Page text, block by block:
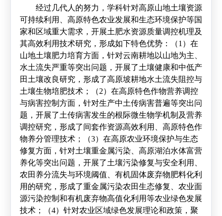
经过几代人的努力，学科针对高原山地土壤资源
可持续利用、高原特色农业发展和生态环境保护等国
家和区域重大需求，开展土肥水资源质量调控机理及
其高效利用技术研究，形成如下特色优势：（1 ）在
山地土壤肥力培育方面，针对云南耕地以山地为主、
水土流失严重等突出问题，开展了土壤健康和中低产
田土壤改良研究，形成了高原坡耕地水土流失阻控与
土壤生物培肥技术；（2）在高原特色作物营养调控
与病害控制方面，针对生产中土传病害普遍等突出问
题，开展了土传病害发生的根际微生物学机制及营养
调控研究，形成了间套作资源高效利用、高原特色作
物养分管理技术；（3）在高原农业环境保护与生态
修复方面，针对土壤重金属污染、高原湖泊水体富营
养化等突出问题，开展了土壤污染修复与安全利用、
农田养分流失与环境阈值、有机固体废弃物肥料化利
用的研究，形成了重金属污染农田生态修复、农业面
源污染控制和有机废弃物高值化利用等农业绿色发展
技术；（4）针对农业区域绿色发展理论和政策，聚